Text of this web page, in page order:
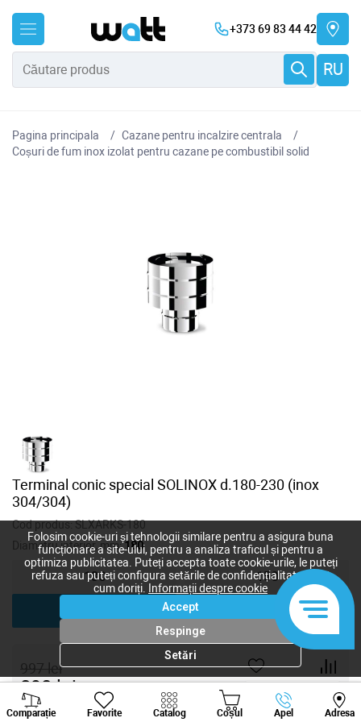
+373 69 83 44 42
RU
Pagina principala
Cazane pentru incalzire centrala
Coșuri de fum inox izolat pentru cazane pe combustibil solid
Terminal conic special SOLINOX d.180-230 (inox
304/304)
Cod produs:SLXARKS-180
Diametru interior, mm:180
130 150
997lei
890lei
Comparație Favorite Catalog Coșul Apel Adresa
Viber Whatsapp
Folosim cookie-uri și tehnologii similare pentru a asigura buna
funcționare a site-ului, pentru a analiza traficul și pentru a
optimiza publicitatea. Puteți accepta toate cookie-urile, le puteți
refuza sau puteți configura setările de confidențialitate după
cum doriți.
Informații despre cookie
Accept
Respinge
Setări